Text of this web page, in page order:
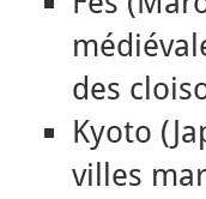
des
Kyoto
villes